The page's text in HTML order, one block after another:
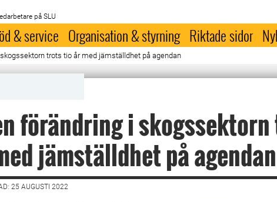
på SLU
& service Organisation & styrning Riktade sidor
trots tio år med jämställdhet på agendan
förändring i
jämställdhet på agendan
25 AUGUSTI 2022